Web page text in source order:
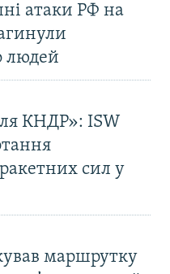
атаки РФ на
людей
КНДР»: ISW
сил у
маршрутку